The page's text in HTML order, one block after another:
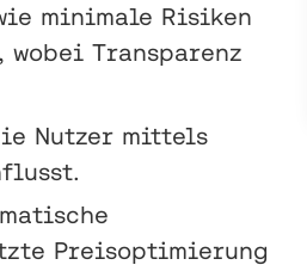
minimale Risiken
Transparenz
Nutzer mittels
Preisoptimierung